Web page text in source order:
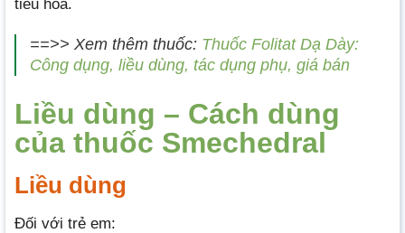
tiêu hóa.
==>> Xem thêm thuốc: Thuốc Folitat Dạ Dày:
Công dụng, liều dùng, tác dụng phụ, giá bán
Liều dùng – Cách dùng
của thuốc Smechedral
Liều dùng
Đối với trẻ em: